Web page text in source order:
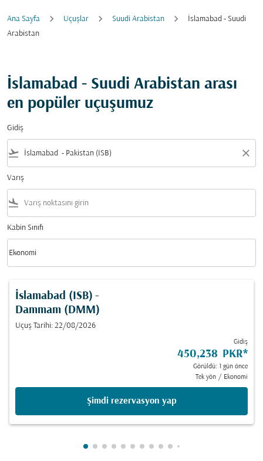
Ana Sayfa Uçuşlar Suudi Arabistan
İslamabad - Suudi
Arabistan
İslamabad - Suudi Arabistan arası
en popüler uçuşumuz
Gidiş
flight_takeoff close
Varış
flight_land
Kabin Sınıfı
Kabin Sınıfı option Ekonomi Selected
Ekonomi
keyboard_arrow_down
İslamabad (ISB) -
Dammam (DMM)
Uçuş Tarihi: 22/08/2026
Gidiş
450,238 PKR*
Görüldü: 1 gün önce
Tek yön / Ekonomi
Şimdi rezervasyon yap
gösteriliyor cmp-pagination-showing-
gösteriliyor cmp-pagination-
gösteriliyor cmp-pagination-
gösteriliyor cmp-pagination-
gösteriliyor cmp-pagination-
gösteriliyor cmp-pagination-
gösteriliyor cmp-
gösteriliyor cmp-
gösteriliyor cmp-
gösteriliyor cmp-